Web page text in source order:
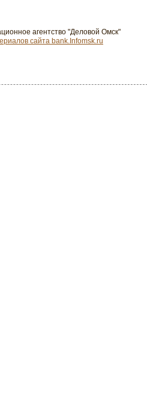
агентство "Деловой Омск"
сайта bank.Infomsk.ru